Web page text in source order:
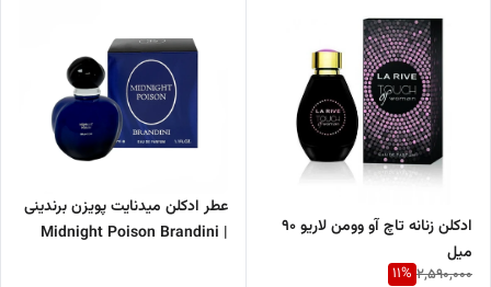
ادکلن زنانه تاچ آو وومن لاریو ۹۰
میل
2,590,000
11%
عطر ادکلن میدنایت پویزن برندینی
| Midnight Poison Brandini